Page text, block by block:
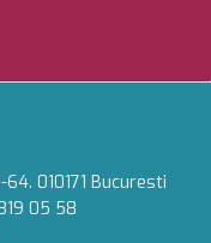
010171 Bucuresti
05 58